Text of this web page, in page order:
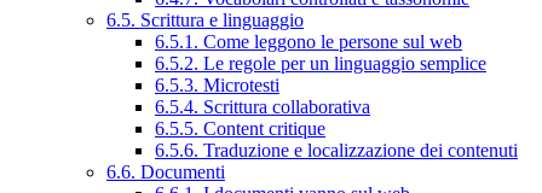
6.5. Scrittura e linguaggio
6.5.1. Come leggono le persone sul web
6.5.2. Le regole per un linguaggio semplice
6.5.3. Microtesti
6.5.4. Scrittura collaborativa
6.5.5. Content critique
6.5.6. Traduzione e localizzazione dei contenuti
6.6. Documenti